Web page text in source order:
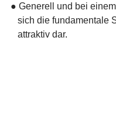
● Generell und bei
sich die fundamentale
attraktiv dar.